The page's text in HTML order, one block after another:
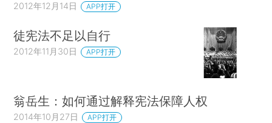
2012年12月14日 APP打开
徒宪法不足以自行
2012年11月30日 APP打开
翁岳生：如何通过解释宪法保障人权
2014年10月27日 APP打开